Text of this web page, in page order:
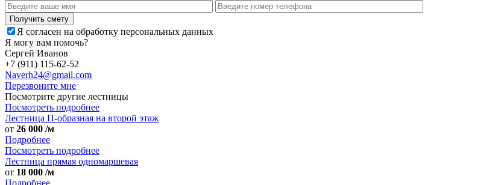
Я согласен на обработку персональных данных
Я могу вам помочь?
Сергей Иванов
+7 (911) 115-62-52
Naverh24@gmail.com
Перезвоните мне
Посмотрите другие лестницы
Посмотреть подробнее
Лестница П-образная на второй этаж
от 26 000 /м
Подробнее
Посмотреть подробнее
Лестница прямая одномаршевая
от 18 000 /м
Подробнее